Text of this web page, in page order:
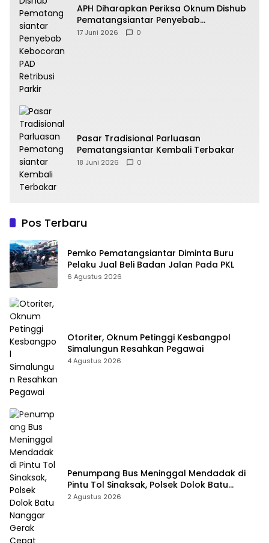
APH Diharapkan Periksa Oknum Dishub
Pematangsiantar Penyebab
Kebocoran PAD Retribusi Parkir
17 Juni 2026 0
Pasar Tradisional Parluasan
Pematangsiantar Kembali Terbakar
18 Juni 2026 0
Pos Terbaru
Pemko Pematangsiantar Diminta Buru
Pelaku Jual Beli Badan Jalan Pada PKL
6 Agustus 2026
Otoriter, Oknum Petinggi Kesbangpol
Simalungun Resahkan Pegawai
4 Agustus 2026
Penumpang Bus Meninggal Mendadak di
Pintu Tol Sinaksak, Polsek Dolok Batu
Nanggar Gerak Cepat Olah TKP
2 Agustus 2026